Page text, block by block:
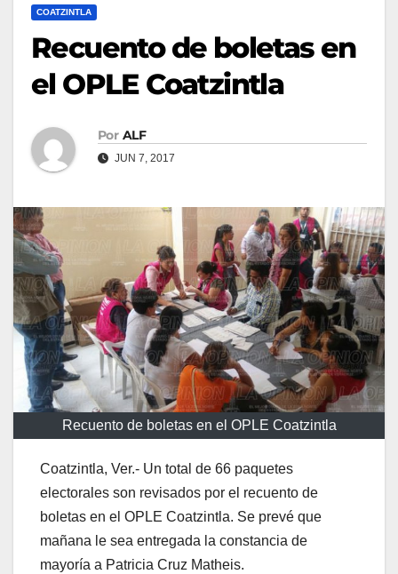
COATZINTLA
Recuento de boletas en
el OPLE Coatzintla
Por ALF
JUN 7, 2017
Recuento de boletas en el OPLE Coatzintla
Coatzintla, Ver.- Un total de 66 paquetes
electorales son revisados por el recuento de
boletas en el OPLE Coatzintla. Se prevé que
mañana le sea entregada la constancia de
mayoría a Patricia Cruz Matheis.